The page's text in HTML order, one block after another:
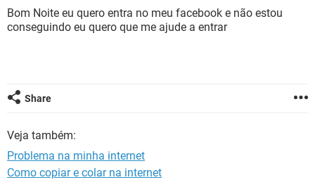
INSTAGRAM GMAIL
GUIA DE COMPRAS
OUTLOOK EXCEL
JOGOS WHATSAPP
CELULAR FACEBOOK
GUIA DE COMPRAS
Bom Noite eu quero entra no meu facebook e não estou
conseguindo eu quero que me ajude a entrar
Share
Veja também:
Problema na minha internet
Como copiar e colar na internet